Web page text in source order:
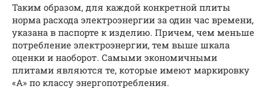
Таким образом, для каждой конкретной плиты
норма расхода электроэнергии за один час времени,
указана в паспорте к изделию. Причем, чем меньше
потребление электроэнергии, тем выше шкала
оценки и наоборот. Самыми экономичными
плитами являются те, которые имеют маркировку
«А» по классу энергопотребления.